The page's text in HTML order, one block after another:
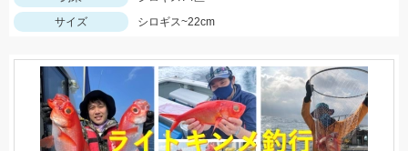
サイズ
シロギス~22cm